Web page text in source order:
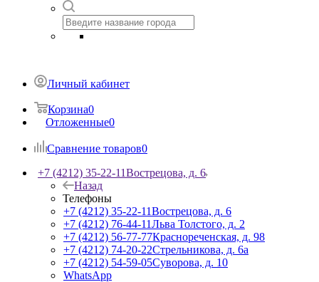
Личный кабинет
Корзина0
Отложенные0
Сравнение товаров0
+7 (4212) 35-22-11Вострецова, д. 6
Назад
Телефоны
+7 (4212) 35-22-11Вострецова, д. 6
+7 (4212) 76-44-11Льва Толстого, д. 2
+7 (4212) 56-77-77Краснореченская, д. 98
+7 (4212) 74-20-22Стрельникова, д. 6а
+7 (4212) 54-59-05Суворова, д. 10
WhatsApp